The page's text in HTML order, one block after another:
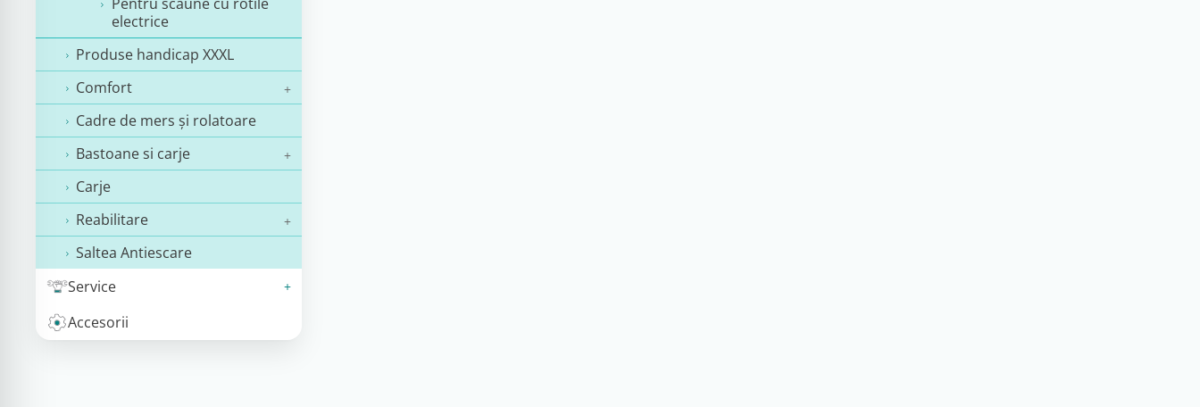
electrice
Produse handicap XXXL
Comfort
Cadre de mers și rolatoare
Bastoane si carje
Carje
Reabilitare
Saltea Antiescare
Service
Accesorii